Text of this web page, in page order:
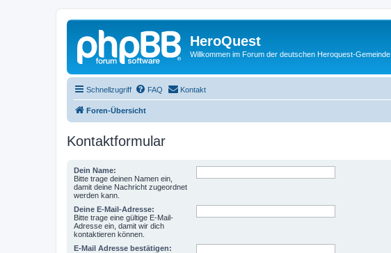
HeroQuest
Willkommen im Forum der deutschen Heroquest-Gemeinde
Schnellzugriff FAQ Kontakt
Foren-Übersicht
Kontaktformular
Dein Name:
Bitte trage deinen Namen ein,
damit deine Nachricht zugeordnet
werden kann.
Deine E-Mail-Adresse:
Bitte trage eine gültige E-Mail-
Adresse ein, damit wir dich
kontaktieren können.
E-Mail Adresse bestätigen: